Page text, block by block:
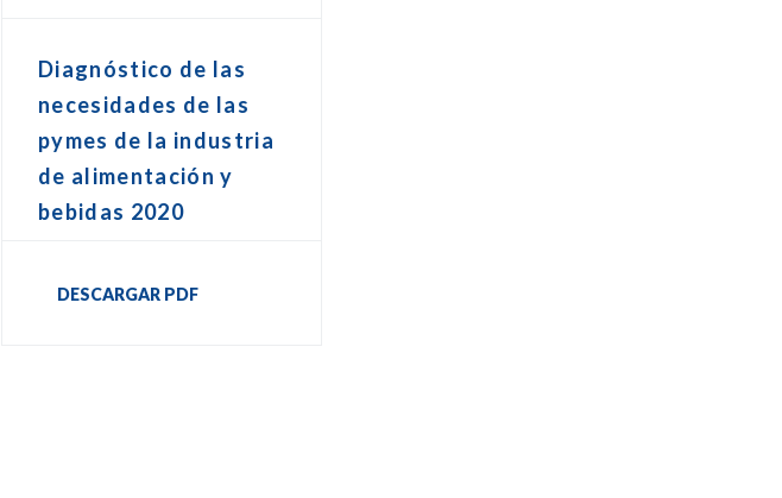
Diagnóstico de las
necesidades de las
pymes de la industria
de alimentación y
bebidas 2020
DESCARGAR PDF